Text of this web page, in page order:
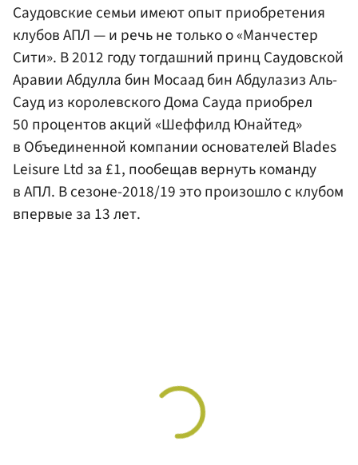
Саудовские семьи имеют опыт приобретения
клубов АПЛ — и речь не только о «Манчестер
Сити». В 2012 году тогдашний принц Саудовской
Аравии Абдулла бин Мосаад бин Абдулазиз Аль-
Сауд из королевского Дома Сауда приобрел
50 процентов акций «Шеффилд Юнайтед»
в Объединенной компании основателей Blades
Leisure Ltd за £1, пообещав вернуть команду
в АПЛ. В сезоне-2018/19 это произошло с клубом
впервые за 13 лет.